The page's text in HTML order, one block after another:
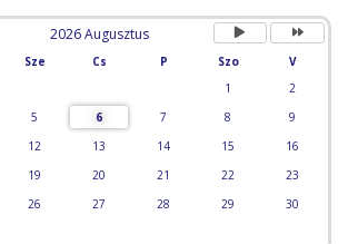
2026 Augusztus
Sze Cs P Szo
V
1
2
5 6 7 8
9
12 13 14 15
16
19 20 21 22
23
26 27 28 29
30